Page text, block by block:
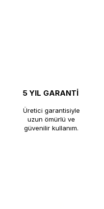
5 YIL GARANTİ
Üretici garantisiyle
uzun ömürlü ve
güvenilir kullanım.